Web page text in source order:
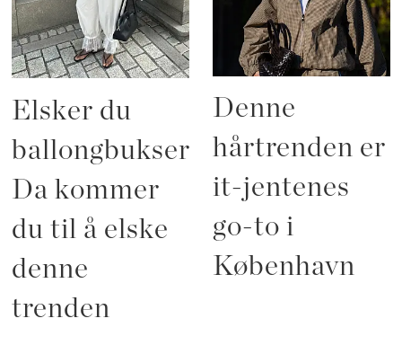
Elsker du
ballongbukser?
Da kommer
du til å elske
denne
trenden
Denne
hårtrenden er
it-jentenes
go-to i
København